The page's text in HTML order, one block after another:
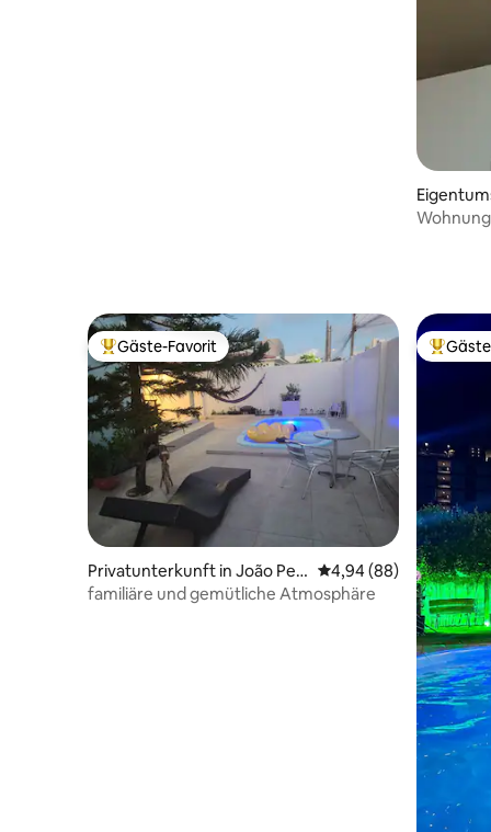
essoa
Beliebter Gäste-Favorit.
Gäste-Favorit
Privatunterkunft in João Pes
soa
Durchschnittliche
4,94 (88)
familiäre und gemütliche Atmosphäre